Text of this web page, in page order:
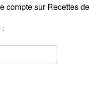
compte sur Recettes
: